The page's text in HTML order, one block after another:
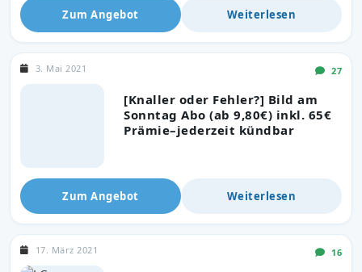
Zum Angebot Weiterlesen
[Knaller oder Fehler?] Bild am
Sonntag Abo (ab 9,80€) inkl. 65€
Prämie–jederzeit kündbar
3. Mai 2021 27
Zum Angebot Weiterlesen
17. März 2021 16